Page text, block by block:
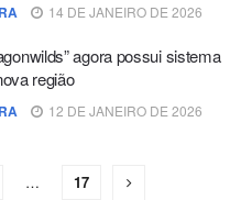
14 DE JANEIRO DE 2026
agora possui sistema
região
12 DE JANEIRO DE 2026
… 17